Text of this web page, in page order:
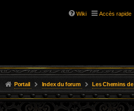
Wiki Accès rapide
Portail Index du forum Les Chemins de L'Aventure